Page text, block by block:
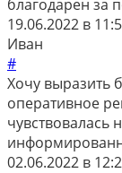
благодарен за
19.06.2022 в
Иван
#
Хочу выразить
оперативное
чувствовалась
02.06.2022 в